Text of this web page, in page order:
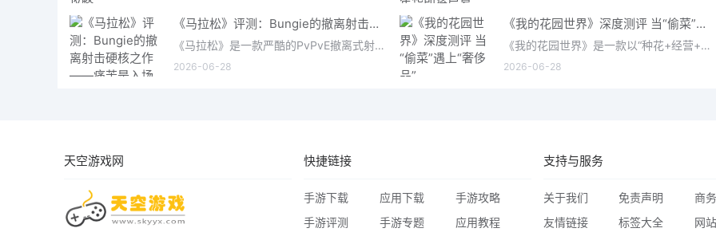
《马拉松》评测：Bungie的撤离射击硬核之作——痛苦是入场券，回报是顶级的
《马拉松》是一款严酷的PvPvE撤离式射击游戏，现已登陆PS5、Xbox Series X/S和PC。它继承了Bungie上世纪90年
2026-06-28
《我的花园世界》深度测评 当“偷菜”遇上“奢侈品”
《我的花园世界》是一款以“种花+经营+社交”为核心的模拟经营类手游。游戏将玩家置于一个古风花园环境中，扮
2026-06-28
天空游戏网 快捷链接
手游下载 应用下载
手游攻略
手游评测
手游专题 应用教程
支持与服务
关于我们 免责声明
商
友情链接
标签大全 网